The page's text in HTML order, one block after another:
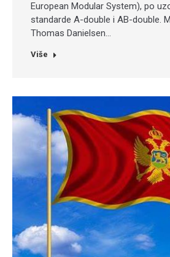
European Modular System), po
standarde A-double i AB-double.
Thomas Danielsen…
Više